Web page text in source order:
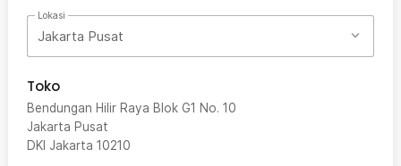
Lokasi
Jakarta Pusat
Toko
Bendungan Hilir Raya Blok G1 No. 10
Jakarta Pusat
DKI Jakarta 10210